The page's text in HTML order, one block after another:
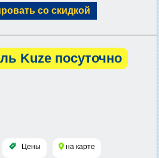
со скидкой
Kuze посуточно
Цены на карте